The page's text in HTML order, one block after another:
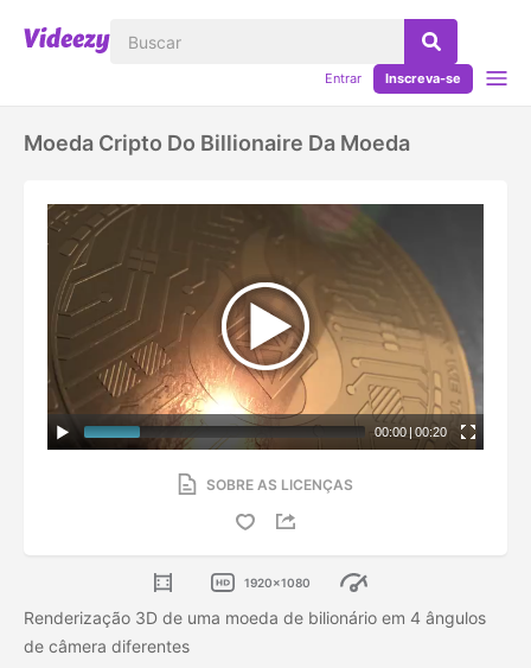
Entrar Inscreva-se
Moeda Cripto Do Billionaire Da Moeda
00:00 | 00:20
SOBRE AS LICENÇAS
1920x1080
Renderização 3D de uma moeda de bilionário em 4 ângulos
de câmera diferentes